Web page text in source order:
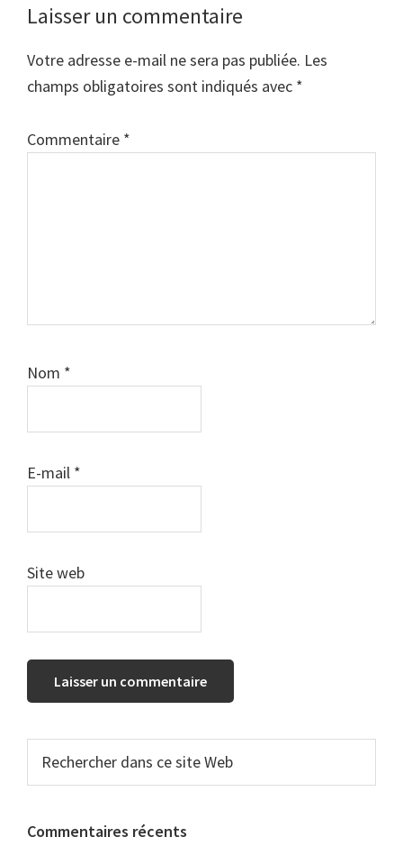
Interactions
lecteur
Laisser un commentaire
Votre adresse e-mail ne sera pas publiée. Les
champs obligatoires sont indiqués avec *
Commentaire *
Nom *
E-mail *
Site web
Barre
latérale
dans
Web
Commentaires récents